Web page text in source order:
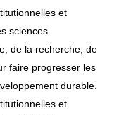
et
sciences
de la recherche, de
faire progresser les
durable.
et